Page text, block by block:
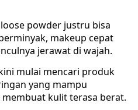
powder justru bisa
makeup cepat
jerawat di wajah.
mulai mencari produk
yang mampu
kulit terasa berat.